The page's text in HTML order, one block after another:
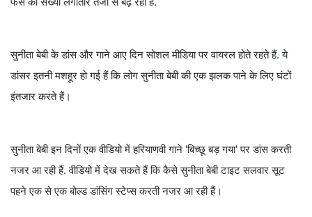
सुनीता बेबी के डांस और गाने आए दिन सोशल मीडिया पर वायरल होते रहते हैं. ये
डांसर इतनी मशहूर हो गई हैं कि लोग सुनीता बेबी की एक झलक पाने के लिए घंटों
इंतजार करते हैं।
सुनीता बेबी इन दिनों एक वीडियो में हरियाणवी गाने 'बिच्छू बड़ गया' पर डांस करती
नजर आ रही हैं. वीडियो में देख सकते हैं कि कैसे सुनीता बेबी टाइट सलवार सूट
पहने एक से एक बोल्ड डांसिंग स्टेप्स करती नजर आ रही हैं।